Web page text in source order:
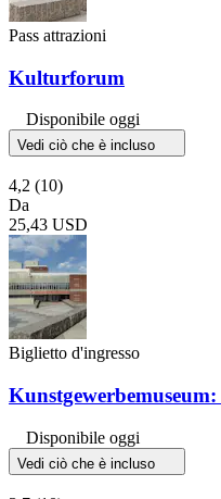
Pass attrazioni
Kulturforum
Disponibile oggi
Vedi ciò che è incluso
4,2 (10)
Da
25,43 USD
Biglietto d'ingresso
Disponibile oggi
Vedi ciò che è incluso